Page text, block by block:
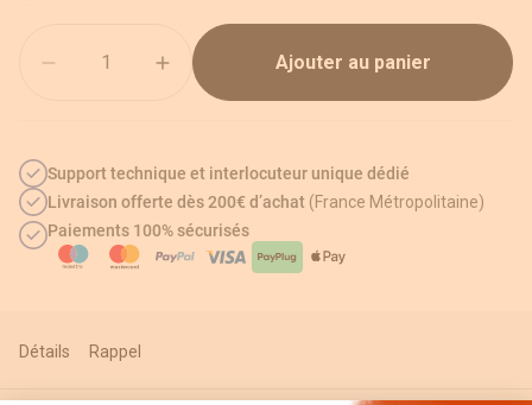
Ajouter au panier
Support technique et interlocuteur unique dédié
Livraison offerte dès 200€ d’achat (France Métropolitaine)
Paiements 100% sécurisés
Détails Rappel